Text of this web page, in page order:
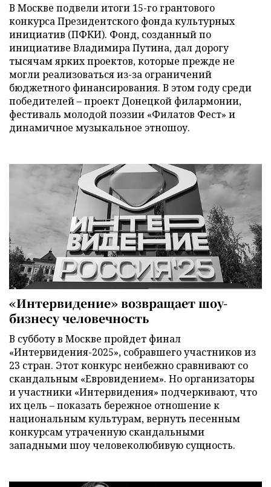
В Москве подвели итоги 15-го грантового
конкурса Президентского фонда культурных
инициатив (ПФКИ). Фонд, созданный по
инициативе Владимира Путина, дал дорогу
тысячам ярких проектов, которые прежде не
могли реализоваться из-за ограничений
бюджетного финансирования. В этом году среди
победителей – проект Донецкой филармонии,
фестиваль молодой поэзии «Филатов Фест» и
динамичное музыкальное этношоу.
«Интервидение» возвращает шоу-
бизнесу человечность
В субботу в Москве пройдет финал
«Интервидения-2025», собравшего участников из
23 стран. Этот конкурс неибежно сравнивают со
скандальным «Евровидением». Но организаторы
и участники «Интервидения» подчеркивают, что
их цель – показать бережное отношение к
национальным культурам, вернуть песенным
конкурсам утраченную скандальными
западными шоу человеколюбивую сущность.